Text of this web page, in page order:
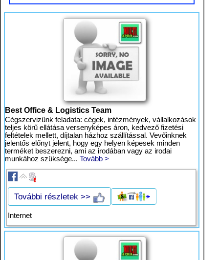
Best Office & Logistics Team
Cégszervizünk feladata: cégek, intézmények, vállalkozások
teljes körű ellátása versenyképes áron, kedvező fizetési
feltételek mellett, díjtalan házhoz szállítással. Vevőinknek
jelentős előnyt jelent, hogy egy helyen képesek minden
terméket beszerezni, ami az irodában vagy az irodai
munkához szüksége... Tovább >
További részletek >>
Internet